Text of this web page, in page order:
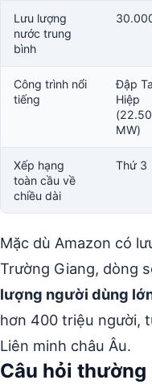
Lưu lượng
nước trung
bình
Công trình nổi
tiếng
Đập
Hiệp
MW)
Xếp hạng
toàn cầu về
chiều dài
Thứ 3
Mặc dù Amazon có
Trường Giang, dòng
lượng người dùng
hơn 400 triệu người,
Liên minh châu Âu.
Câu hỏi thường